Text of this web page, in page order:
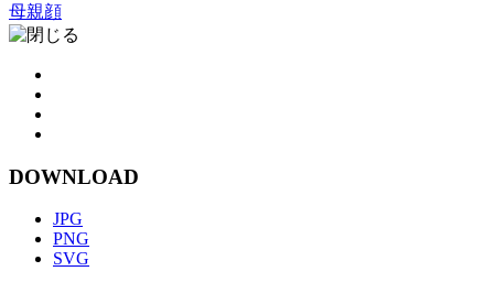
母親顔
DOWNLOAD
JPG
PNG
SVG